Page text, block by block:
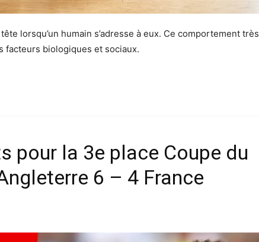
lorsqu’un humain s’adresse à eux. Ce comportement très
facteurs biologiques et sociaux.
pour la 3e place Coupe du
6 – 4 France